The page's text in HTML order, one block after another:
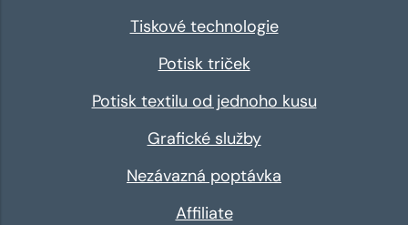
Tiskové technologie
Potisk triček
Potisk textilu od jednoho kusu
Grafické služby
Nezávazná poptávka
Affiliate